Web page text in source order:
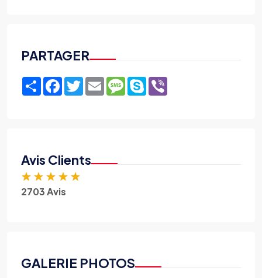
PARTAGER
ShareFacebook
TwitterEmailMessage
Skype
Avis Clients
★ ★ ★ ★ ★
2703 Avis
GALERIE PHOTOS